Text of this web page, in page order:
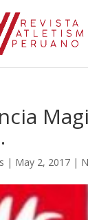
| May 2, 2017 |